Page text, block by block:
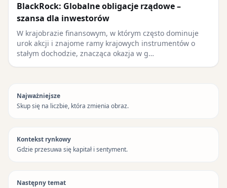
BlackRock: Globalne obligacje rządowe –
szansa dla inwestorów
W krajobrazie finansowym, w którym często dominuje
urok akcji i znajome ramy krajowych instrumentów o
stałym dochodzie, znacząca okazja w g…
Najważniejsze
Skup się na liczbie, która zmienia obraz.
Kontekst rynkowy
Gdzie przesuwa się kapitał i sentyment.
Następny temat